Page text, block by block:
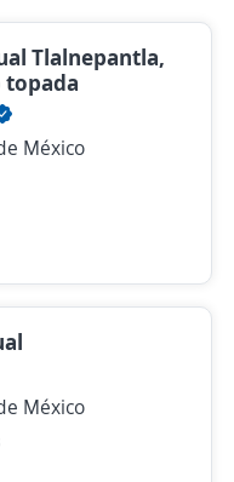
Tlalnepantla,
topada
México
México